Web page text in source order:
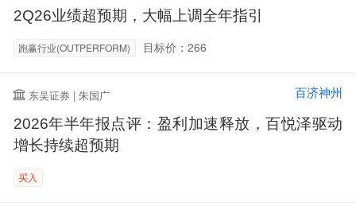
2Q26业绩超预期，大幅上调全年指引
跑赢行业(OUTPERFORM) 目标价：266
东吴证券 | 朱国广 百济神州
2026年半年报点评：盈利加速释放，百悦泽驱动
增长持续超预期
买入